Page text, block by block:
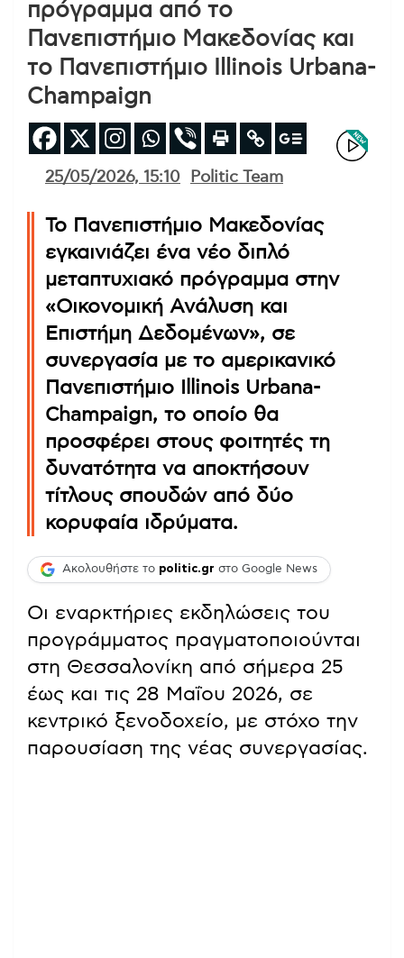
πρόγραμμα από το
Πανεπιστήμιο Μακεδονίας και
το Πανεπιστήμιο Illinois Urbana-
Champaign
25/05/2026, 15:10 Politic Team
Το Πανεπιστήμιο Μακεδονίας
εγκαινιάζει ένα νέο διπλό
μεταπτυχιακό πρόγραμμα στην
«Οικονομική Ανάλυση και
Επιστήμη Δεδομένων», σε
συνεργασία με το αμερικανικό
Πανεπιστήμιο Illinois Urbana-
Champaign, το οποίο θα
προσφέρει στους φοιτητές τη
δυνατότητα να αποκτήσουν
τίτλους σπουδών από δύο
κορυφαία ιδρύματα.
Ακολουθήστε το politic.gr στο Google News
Οι εναρκτήριες εκδηλώσεις του
προγράμματος πραγματοποιούνται
στη Θεσσαλονίκη από σήμερα 25
έως και τις 28 Μαΐου 2026, σε
κεντρικό ξενοδοχείο, με στόχο την
παρουσίαση της νέας συνεργασίας.